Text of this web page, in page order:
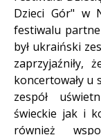
Dzieci Gór" w
festiwalu
był ukraiński
zaprzyjaźniły,
koncertowały u
zespół
świeckie jak i
również